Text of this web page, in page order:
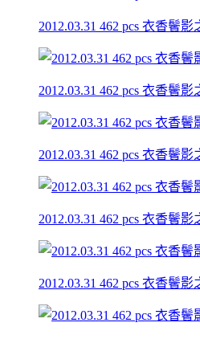
2012.03.31 462 pcs 衣香鬢影
2012.03.31 462 pcs 衣香鬢影
2012.03.31 462 pcs 衣香鬢影
2012.03.31 462 pcs 衣香鬢影
2012.03.31 462 pcs 衣香鬢影